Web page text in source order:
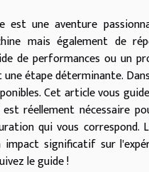
est une aventure
mais également de
de performances ou un
étape déterminante.
Cet article vous
réellement nécessaire
qui vous correspond.
impact significatif sur
le guide !